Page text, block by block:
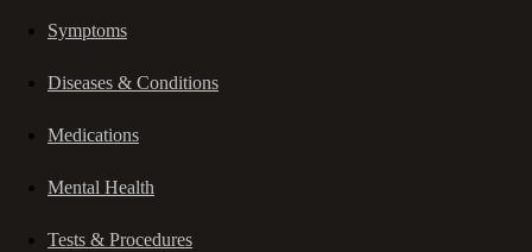
Symptoms
Diseases & Conditions
Medications
Mental Health
Tests & Procedures